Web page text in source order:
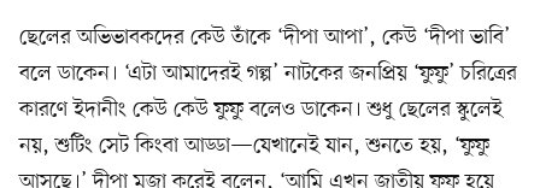
ছেলের অভিভাবকদের কেউ তাঁকে ‘দীপা আপা’, কেউ ‘দীপা ভাবি’
বলে ডাকেন। ‘এটা আমাদেরই গল্প’ নাটকের জনপ্রিয় ‘ফুফু’ চরিত্রের
কারণে ইদানীং কেউ কেউ ফুফু বলেও ডাকেন। শুধু ছেলের স্কুলেই
নয়, শুটিং সেট কিংবা আড্ডা—যেখানেই যান, শুনতে হয়, ‘ফুফু
আসছে।’ দীপা মজা করেই বলেন, ‘আমি এখন জাতীয় ফুফু হয়ে